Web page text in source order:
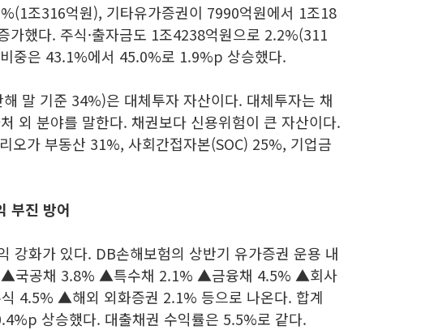
조316억원), 기타유가증권이 7990억원에서 1조18
가했다. 주식·출자금도 1조4238억원으로 2.2%(311
중은 43.1%에서 45.0%로 1.9%p 상승했다.
말 기준 34%)은 대체투자 자산이다. 대체투자는 채
외 분야를 말한다. 채권보다 신용위험이 큰 자산이다.
오가 부동산 31%, 사회간접자본(SOC) 25%, 기업금
부진 방어
강화가 있다. DB손해보험의 상반기 유가증권 운용 내
▲국공채 3.8% ▲특수채 2.1% ▲금융채 4.5% ▲회사
4.5% ▲해외 외화증권 2.1% 등으로 나온다. 합계
상승했다. 대출채권 수익률은 5.5%로 같다.